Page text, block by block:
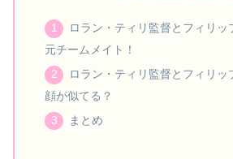
ロラン・ティリ監督とフィリッ
元チームメイト！
ロラン・ティリ監督とフィリッ
顔が似てる？
まとめ